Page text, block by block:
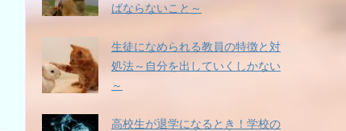
だ
さ
ばならないこと～
生徒になめられる教員の特徴と対
処法～自分を出していくしかない
～
高校生が退学になるとき！学校の